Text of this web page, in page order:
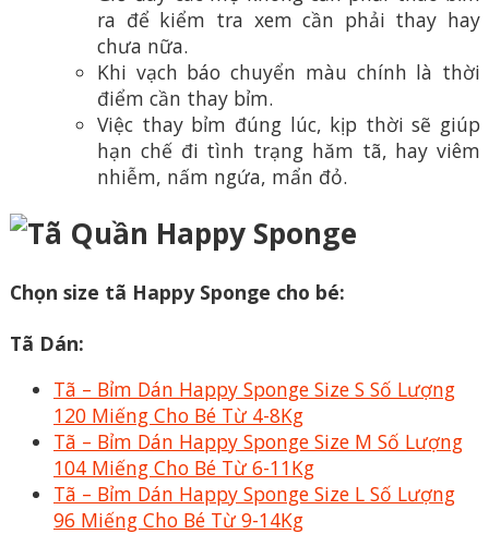
ra để kiểm tra xem cần phải thay hay
chưa nữa.
Khi vạch báo chuyển màu chính là thời
điểm cần thay bỉm.
Việc thay bỉm đúng lúc, kịp thời sẽ giúp
hạn chế đi tình trạng hăm tã, hay viêm
nhiễm, nấm ngứa, mẩn đỏ.
Chọn size tã Happy Sponge cho bé:
Tã Dán:
Tã – Bỉm Dán Happy Sponge Size S Số Lượng
120 Miếng Cho Bé Từ 4-8Kg
Tã – Bỉm Dán Happy Sponge Size M Số Lượng
104 Miếng Cho Bé Từ 6-11Kg
Tã – Bỉm Dán Happy Sponge Size L Số Lượng
96 Miếng Cho Bé Từ 9-14Kg